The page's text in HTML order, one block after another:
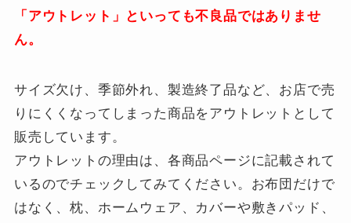
「アウトレット」といっても不良品ではありませ
ん。
サイズ欠け、季節外れ、製造終了品など、お店で売
りにくくなってしまった商品をアウトレットとして
販売しています。
アウトレットの理由は、各商品ページに記載されて
いるのでチェックしてみてください。お布団だけで
はなく、枕、ホームウェア、カバーや敷きパッド、